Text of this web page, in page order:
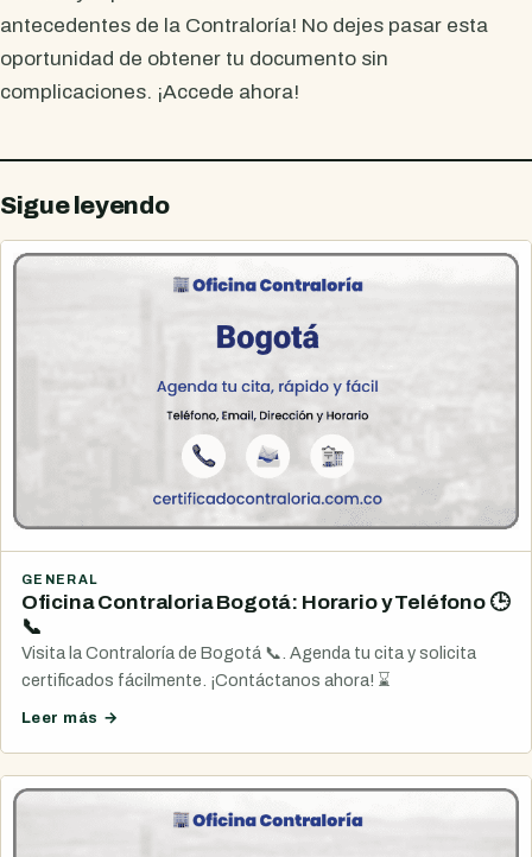
antecedentes de la Contraloría! No dejes pasar esta
oportunidad de obtener tu documento sin
complicaciones. ¡Accede ahora!
Sigue leyendo
GENERAL
Oficina Contraloria Bogotá: Horario y Teléfono 🕒
📞
Visita la Contraloría de Bogotá 📞. Agenda tu cita y solicita
certificados fácilmente. ¡Contáctanos ahora! ⌛
Leer más →